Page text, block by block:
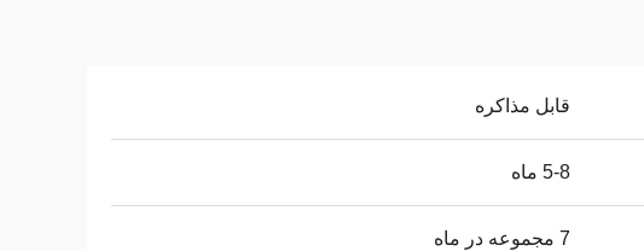
قابل مذاکره
5-8 ماه
7 مجموعه در ماه